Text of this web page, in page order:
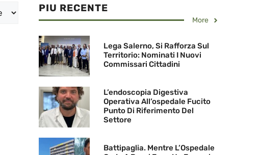
PIU RECENTE
More
Lega Salerno, Si Rafforza Sul
Territorio: Nominati I Nuovi
Commissari Cittadini
L’endoscopia Digestiva
Operativa All’ospedale Fucito
Punto Di Riferimento Del
Settore
Battipaglia. Mentre L’Ospedale